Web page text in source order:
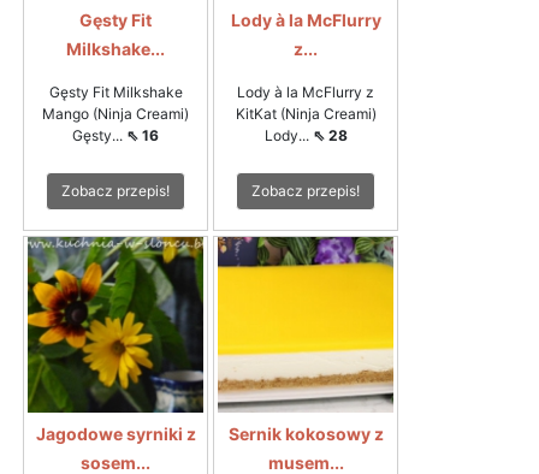
Gęsty Fit
Milkshake...
Gęsty Fit Milkshake
Mango (Ninja Creami)
Gęsty... ⇖ 16
Zobacz przepis!
Lody à la McFlurry
z...
Lody à la McFlurry z
KitKat (Ninja Creami)
Lody... ⇖ 28
Zobacz przepis!
Jagodowe syrniki z
sosem...
Sernik kokosowy z
musem...